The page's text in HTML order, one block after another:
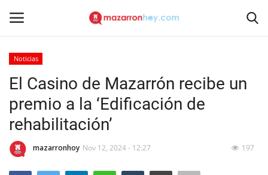
Inicio
Noticias
Noticias
El Casino de Mazarrón recibe un
premio a la ‘Edificación de
rehabilitación’
mazarronhoy Nov 12, 2024 - 12:27 197